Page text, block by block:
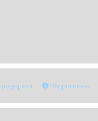
Πληροφορίες